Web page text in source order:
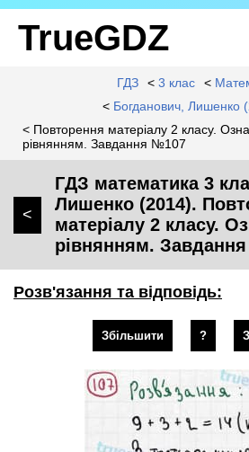
TrueGDZ
ГДЗ < 3 клас <
< Богданович, Лишенко
< Повторення матеріалу 2 класу.
рівнянням. Завдання №107
<
ГДЗ математика 3
Лишенко (2014).
матеріалу 2 класу.
рівнянням.
Розв'язання та відповідь:
Збільшити ?